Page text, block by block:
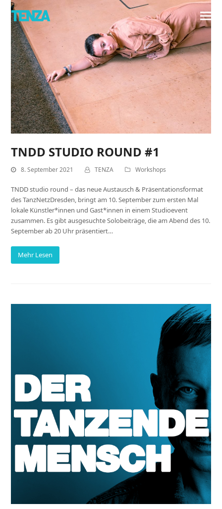
TNDD STUDIO ROUND #1
8. September 2021 TENZA Workshops
TNDD studio round – das neue Austausch & Präsentationsformat
des TanzNetzDresden, bringt am 10. September zum ersten Mal
lokale Künstler*innen und Gast*innen in einem Studioevent
zusammen. Es gibt ausgesuchte Solobeiträge, die am Abend des 10.
September ab 20 Uhr präsentiert…
Mehr Lesen